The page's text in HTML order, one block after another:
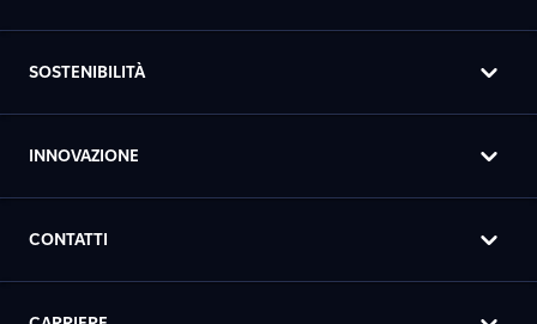
SOSTENIBILITÀ
INNOVAZIONE
CONTATTI